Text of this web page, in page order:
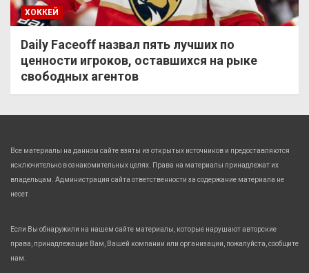
ХОККЕЙ
Daily Faceoff назвал пять лучших по
ценности игроков, оставшихся на рыке
свободных агентов
Все материалы на данном сайте взяты из открытых источников и предоставляются
исключительно в ознакомительных целях. Права на материалы принадлежат их
владельцам. Администрация сайта ответственности за содержание материала не
несет.
Если Вы обнаружили на нашем сайте материалы, которые нарушают авторские
права, принадлежащие Вам, Вашей компании или организации, пожалуйста, сообщите
нам.